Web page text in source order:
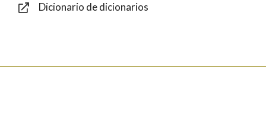
Dicionario de dicionarios